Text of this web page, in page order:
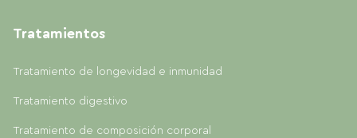
Tratamientos
Tratamiento de longevidad e inmunidad
Tratamiento digestivo
Tratamiento de composición corporal